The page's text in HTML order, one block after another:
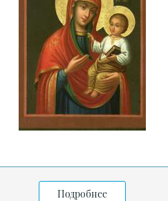
Подробнее